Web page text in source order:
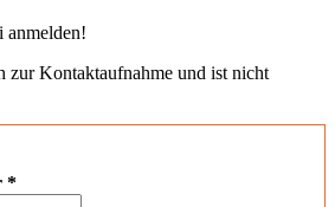
zur Kontaktaufnahme und ist nicht
*